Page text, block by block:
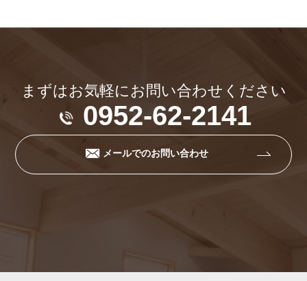
まずはお気軽にお問い合わせください
0952-62-2141
メールでのお問い合わせ